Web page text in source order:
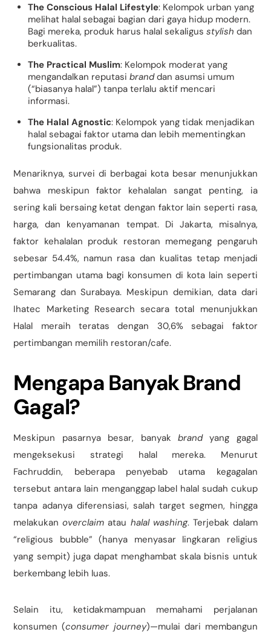
The Conscious Halal Lifestyle: Kelompok urban yang
melihat halal sebagai bagian dari gaya hidup modern.
Bagi mereka, produk harus halal sekaligusstylish dan
berkualitas.
The Practical Muslim: Kelompok moderat yang
mengandalkan reputasibranddan asumsi umum
(“biasanya halal”) tanpa terlalu aktif mencari
informasi.
The Halal Agnostic: Kelompok yang tidak menjadikan
halal sebagai faktor utama dan lebih mementingkan
fungsionalitas produk.
Menariknya, survei di berbagai kota besar menunjukkan
bahwa meskipun faktor kehalalan sangat penting, ia
sering kali bersaing ketat dengan faktor lain seperti rasa,
harga, dan kenyamanan tempat. Di Jakarta, misalnya,
faktor kehalalan produk restoran memegang pengaruh
sebesar 54.4%, namun rasa dan kualitas tetap menjadi
pertimbangan utama bagi konsumen di kota lain seperti
Semarang dan Surabaya. Meskipun demikian, data dari
Ihatec Marketing Research secara total menunjukkan
Halal meraih teratas dengan 30,6% sebagai faktor
pertimbangan memilih restoran/cafe.
Mengapa Banyak Brand
Gagal?
Meskipun pasarnya besar, banyak brandyang gagal
mengeksekusi strategi halal mereka. Menurut
Fachruddin, beberapa penyebab utama kegagalan
tersebut antara lain menganggap label halal sudah cukup
tanpa adanya diferensiasi, salah target segmen, hingga
melakukanoverclaim atau halal washing. Terjebak dalam
“religious bubble” (hanya menyasar lingkaran religius
yang sempit) juga dapat menghambat skala bisnis untuk
berkembang lebih luas.
Selain itu, ketidakmampuan memahami perjalanan
konsumen (consumer journey)—mulai dari membangun